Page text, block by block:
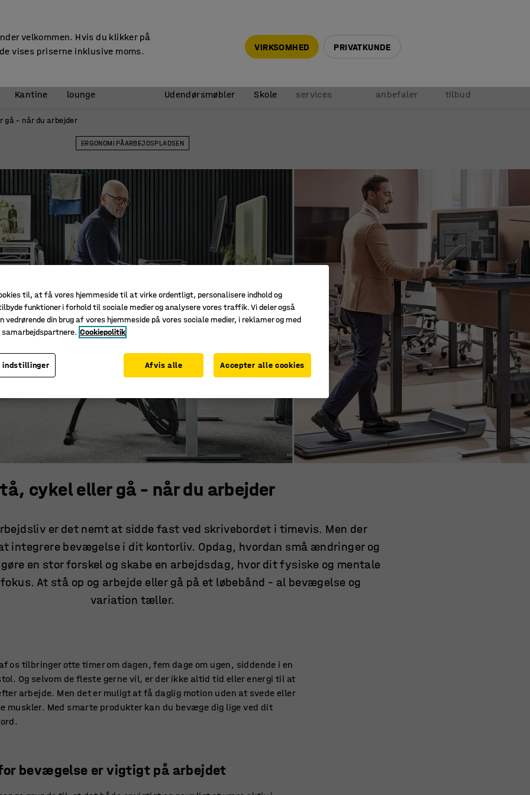
Kantine
lounge
Udendørsmøbler Skole
services
anbefaler
tilbud
– når du arbejder
ERGONOMI PÅ ARBEJDSPLADSEN
cykel eller gå – når du arbejder
er det nemt at sidde fast ved skrivebordet i timevis. Men der
integrere bevægelse i dit kontorliv. Opdag, hvordan små ændringer og
en stor forskel og skabe en arbejdsdag, hvor dit fysiske og mentale
At stå op og arbejde eller gå på et løbebånd – al bevægelse og
variation tæller.
os tilbringer otte timer om dagen, fem dage om ugen, siddende i en
Og selvom de fleste gerne vil, er der ikke altid tid eller energi til at
arbejde. Men det er muligt at få daglig motion uden at svede eller
muskler. Med smarte produkter kan du bevæge dig lige ved dit
bevægelse er vigtigt på arbejdet
velkommen. Hvis du klikker på
vises priserne inklusive moms.
VIRKSOMHED PRIVATKUNDE
til, at få vores hjemmeside til at virke ordentligt, personalisere indhold og
funktioner i forhold til sociale medier og analysere vores traffik. Vi deler også
vedrørende din brug af vores hjemmeside på vores sociale medier, i reklamer og med
Cookiepolitik
indstillinger Afvis alle Accepter alle cookies